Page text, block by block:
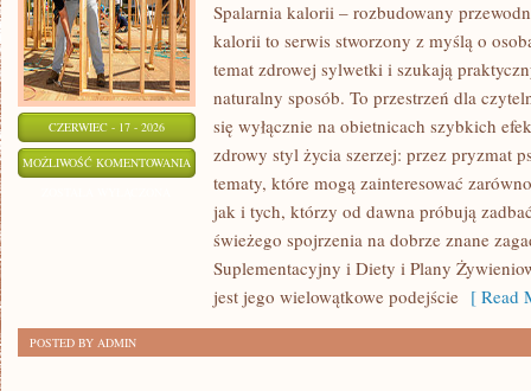
CZERWIEC - 17 - 2026
MOŻLIWOŚĆ KOMENTOWANIA DIETY
PLANY
ŻYWIENIOWE
Spalarnia kalorii – rozbudowany
kalorii to serwis stworzony z myślą o
temat zdrowej sylwetki i szukają
naturalny sposób. To przestrzeń dla
się wyłącznie na obietnicach szybkich
zdrowy styl życia szerzej: przez pryzmat
tematy, które mogą zainteresować
jak i tych, którzy od dawna próbują
świeżego spojrzenia na dobrze znane
Suplementacyjny i Diety i Plany
jest jego wielowątkowe podejście [ Read
POSTED BY ADMIN